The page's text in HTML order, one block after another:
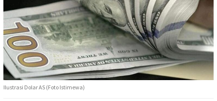
Ilustrasi Dolar AS (Foto Istimewa)